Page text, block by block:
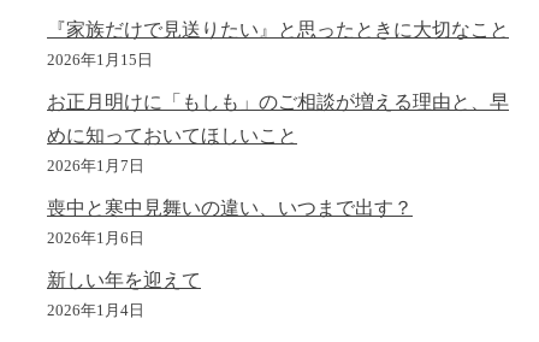
『家族だけで見送りたい』と思ったときに大切なこと
2026年1月15日
お正月明けに「もしも」のご相談が増える理由と、早
めに知っておいてほしいこと
2026年1月7日
喪中と寒中見舞いの違い、いつまで出す？
2026年1月6日
新しい年を迎えて
2026年1月4日